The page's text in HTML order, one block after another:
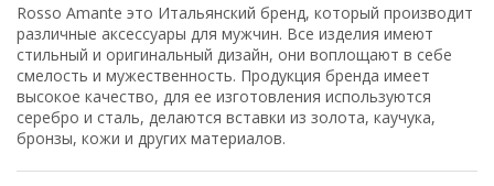
Rosso Amante это Итальянский бренд, который производит
различные аксессуары для мужчин. Все изделия имеют
стильный и оригинальный дизайн, они воплощают в себе
смелость и мужественность. Продукция бренда имеет
высокое качество, для ее изготовления используются
серебро и сталь, делаются вставки из золота, каучука,
бронзы, кожи и других материалов.